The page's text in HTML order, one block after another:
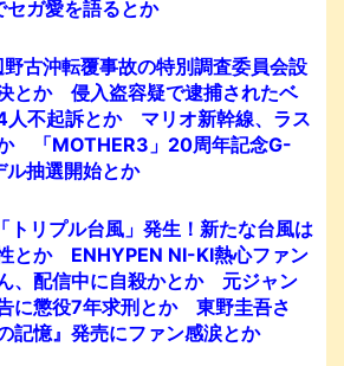
セガ愛を語るとか
古沖転覆事故の特別調査委員会設
とか 侵入盗容疑で逮捕されたベ
人不起訴とか マリオ新幹線、ラス
「MOTHER3」20周年記念G-
抽選開始とか
リプル台風」発生！新たな台風は
とか ENHYPEN NI-KI熱心ファン
、配信中に自殺かとか 元ジャン
に懲役7年求刑とか 東野圭吾さ
記憶』発売にファン感涙とか